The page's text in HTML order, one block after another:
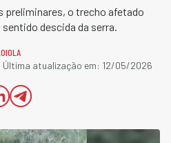
preliminares, o trecho afetado
descida da serra.
Última atualização em: 12/05/2026